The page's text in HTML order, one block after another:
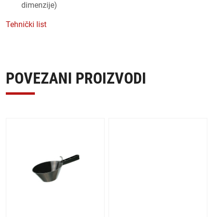
dimenzije)
Tehnički list
POVEZANI PROIZVODI